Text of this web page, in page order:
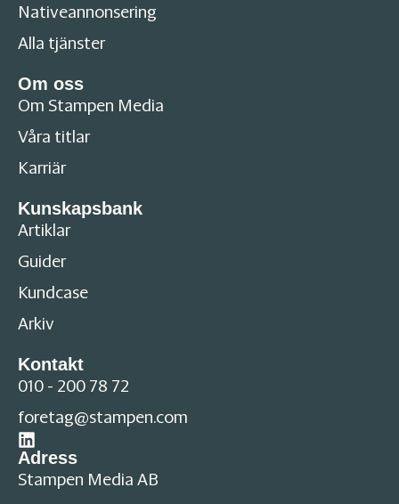
Nativeannonsering
Alla tjänster
Om oss
Om Stampen Media
Våra titlar
Karriär
Kunskapsbank
Artiklar
Guider
Kundcase
Arkiv
Kontakt
010 - 200 78 72
foretag@stampen.com
Adress
Stampen Media AB